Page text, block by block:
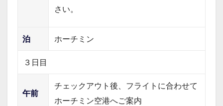
さい。
泊 ホーチミン
３日目
午前
チェックアウト後、フライトに合わせて
ホーチミン空港へご案内